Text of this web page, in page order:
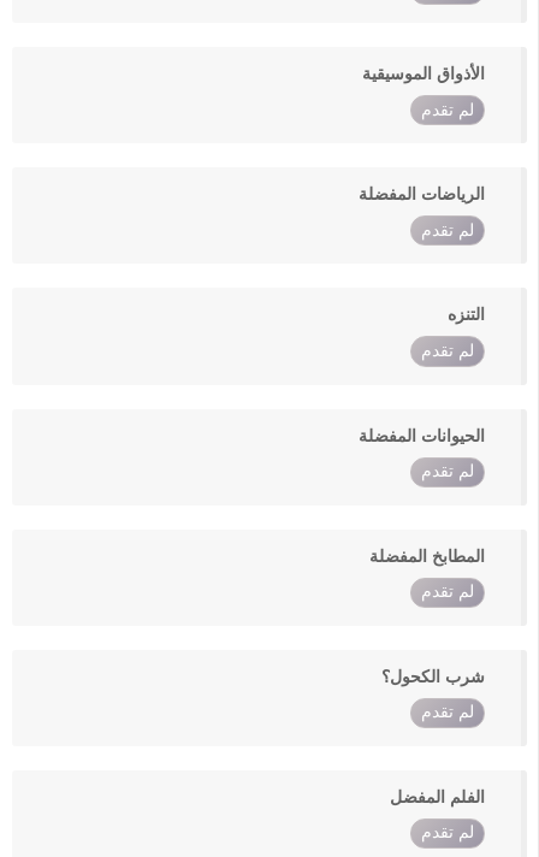
الأذواق الموسيقية
لم تقدم
الرياضات المفضلة
لم تقدم
التنزه
لم تقدم
الحيوانات المفضلة
لم تقدم
المطابخ المفضلة
لم تقدم
شرب الكحول؟
لم تقدم
الفلم المفضل
لم تقدم